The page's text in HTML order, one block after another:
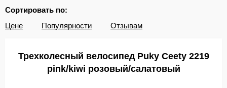
Сортировать по:
Цене
Популярности Отзывам
Трехколесный велосипед Puky Ceety 2219
pink/kiwi розовый/салатовый